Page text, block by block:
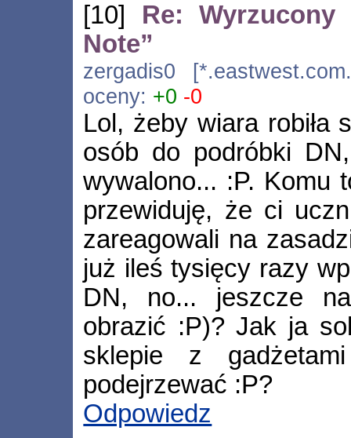
[10] Re: Wyrzucony
Note”
zergadis0
oceny: +0 -0
Lol, żeby wiara robiła
osób do podróbki
wywalono... :P. Komu
przewiduję, że ci
zareagowali na
już ileś tysięcy razy
DN, no... jeszcze
obrazić :P)? Jak ja
sklepie z
podejrzewać :P?
Odpowiedz